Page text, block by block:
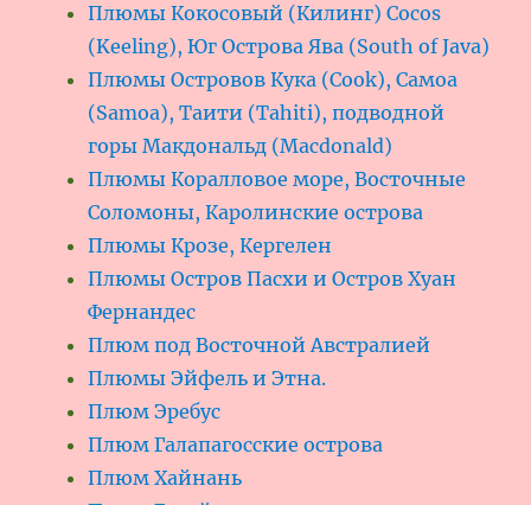
Плюмы Кокосовый (Килинг) Cocos
(Keeling), Юг Острова Ява (South of Java)
Плюмы Островов Кука (Cook), Самоа
(Samoa), Таити (Tahiti), подводной
горы Макдональд (Macdonald)
Плюмы Коралловое море, Восточные
Соломоны, Каролинские острова
Плюмы Крозе, Кергелен
Плюмы Остров Пасхи и Остров Хуан
Фернандес
Плюм под Восточной Австралией
Плюмы Эйфель и Этна.
Плюм Эребус
Плюм Галапагосские острова
Плюм Хайнань